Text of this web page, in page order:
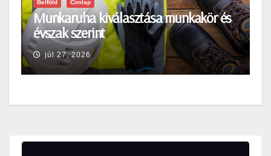
Belföld Címlap
Munkaruha kiválasztása munkakör és
évszak szerint
júl 27, 2026